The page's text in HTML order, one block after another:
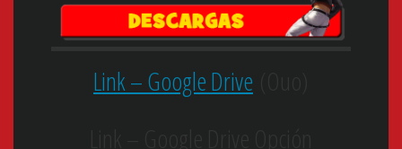
Link – Google Drive